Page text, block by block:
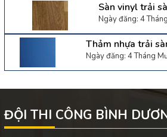
Sàn vinyl trải
Ngày đăng: 4
Thảm nhựa trải
Ngày đăng: 4 Tháng
ĐỘI THI CÔNG BÌNH